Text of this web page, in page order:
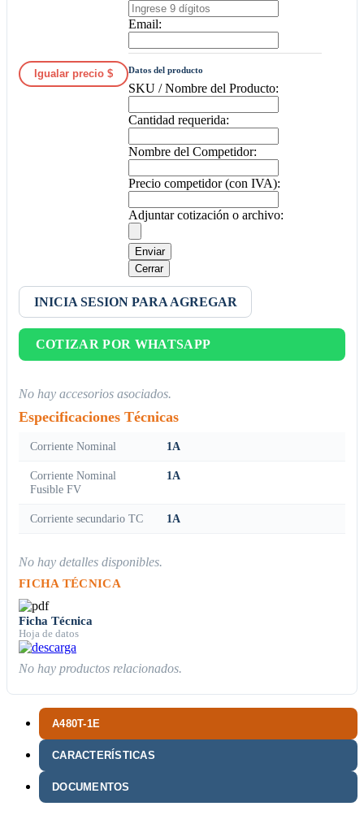
A480T-1E
CARACTERÍSTICAS
DOCUMENTOS
Igualar precio $
Email:
Datos del producto
SKU / Nombre del Producto:
Cantidad requerida:
Nombre del Competidor:
Precio competidor (con IVA):
Adjuntar cotización o archivo:
Enviar
Cerrar
INICIA SESION PARA AGREGAR
COTIZAR POR WHATSAPP
No hay accesorios asociados.
Especificaciones Técnicas
Corriente Nominal 1A
Corriente Nominal
Fusible FV
1A
Corriente secundario TC 1A
No hay detalles disponibles.
FICHA TÉCNICA
Ficha Técnica
Hoja de datos
No hay productos relacionados.